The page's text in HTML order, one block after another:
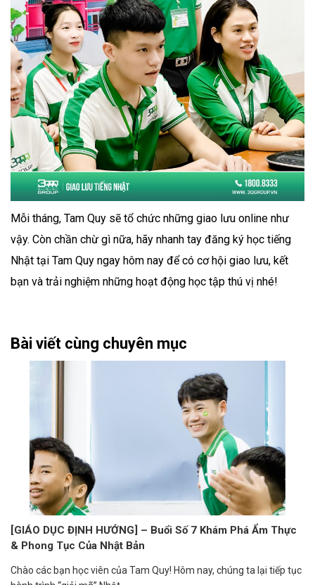
Mỗi tháng, Tam Quy sẽ tổ chức những giao lưu online như
vậy. Còn chần chừ gì nữa, hãy nhanh tay đăng ký học tiếng
Nhật tại Tam Quy ngay hôm nay để có cơ hội giao lưu, kết
bạn và trải nghiệm những hoạt động học tập thú vị nhé!
Bài viết cùng chuyên mục
[GIÁO DỤC ĐỊNH HƯỚNG] – Buổi Số 7 Khám Phá Ẩm Thực
& Phong Tục Của Nhật Bản
Chào các bạn học viên của Tam Quy! Hôm nay, chúng ta lại tiếp tục